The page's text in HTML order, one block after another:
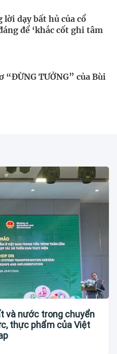
lời dạy bất hủ của cổ
để ‘khắc cốt ghi tâm
“ĐỪNG TƯỞNG” của Bùi
và nước trong chuyển
thực phẩm của Việt